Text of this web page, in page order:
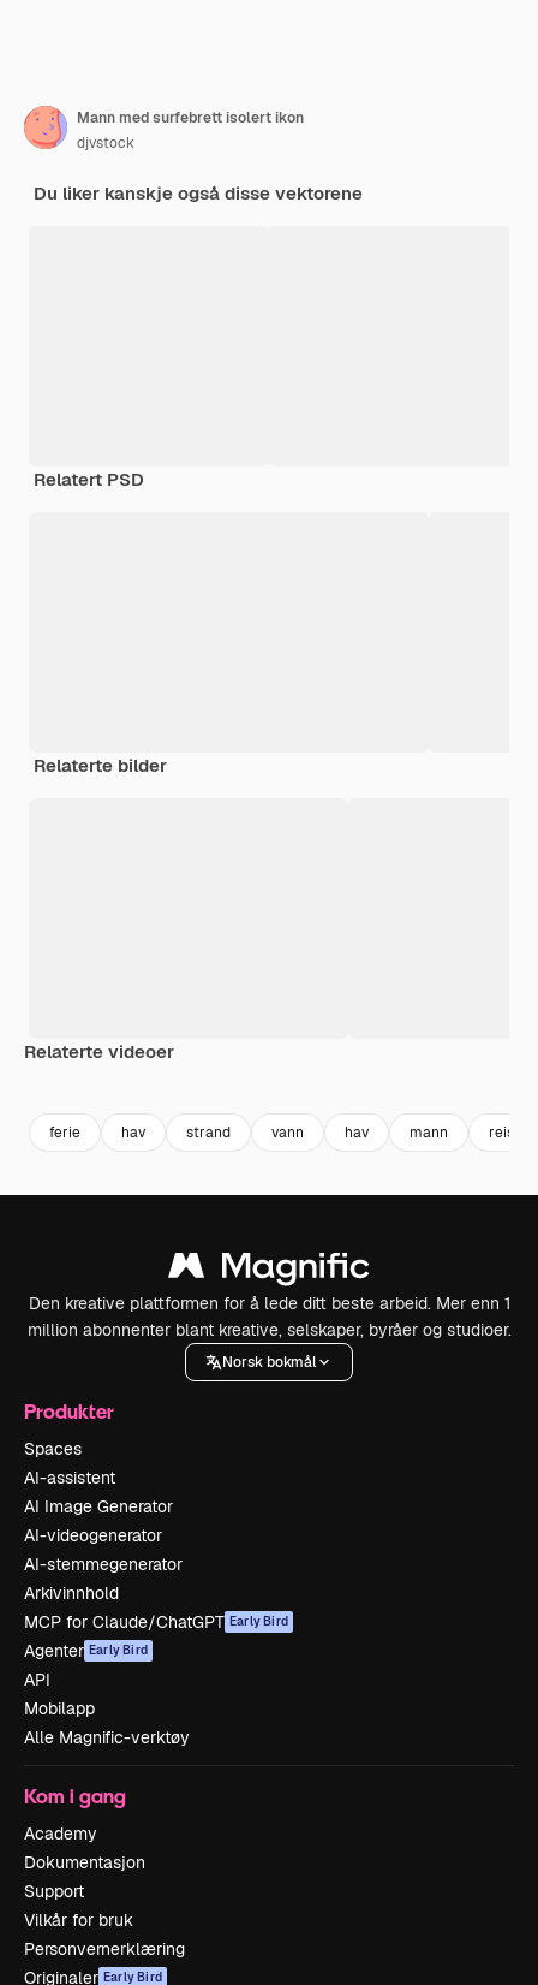
Mann med surfebrett isolert ikon
djvstock
Du liker kanskje også disse vektorene
Relatert PSD
Relaterte bilder
Relaterte videoer
ferie hav strand vann hav mann reiser
Den kreative plattformen for å lede ditt beste arbeid. Mer enn 1
million abonnenter blant kreative, selskaper, byråer og studioer.
Norsk bokmål
Produkter
Spaces
AI-assistent
AI Image Generator
AI-videogenerator
AI-stemmegenerator
Arkivinnhold
MCP for Claude/ChatGPT Early Bird
Agenter Early Bird
API
Mobilapp
Alle Magnific-verktøy
Kom i gang
Academy
Dokumentasjon
Support
Vilkår for bruk
Personvernerklæring
Originaler Early Bird